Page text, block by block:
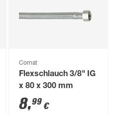
Cornat
Flexschlauch 3/8" IG
x 80 x 300 mm
8,99 €